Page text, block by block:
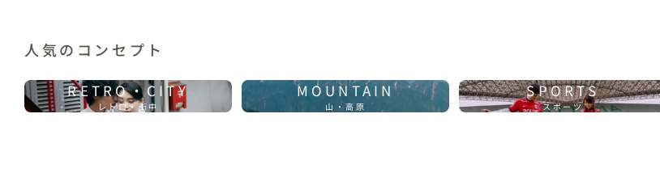
人気のコンセプト
RETRO・CITY
レトロ・街中
MOUNTAIN
山・高原
SPORTS
スポーツ